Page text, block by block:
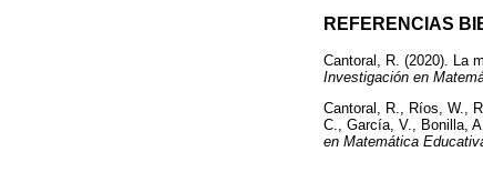
REFERENCIAS
Cantoral, R. (2020). La
Investigación en
Cantoral, R., Ríos, W.,
C., García, V., Bonilla,
en Matemática